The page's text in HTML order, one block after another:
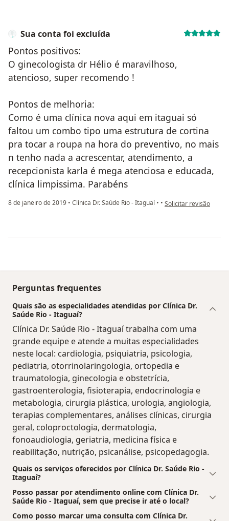
Sua conta foi excluída
Pontos positivos:
O ginecologista dr Hélio é maravilhoso,
atencioso, super recomendo !
Pontos de melhoria:
Como é uma clínica nova aqui em itaguai só
faltou um combo tipo uma estrutura de cortina
pra tocar a roupa na hora do preventivo, no mais
n tenho nada a acrescentar, atendimento, a
recepcionista karla é mega atenciosa e educada,
clínica limpissima. Parabéns
8 de janeiro de 2019 • Clínica Dr. Saúde Rio - Itaguaí • • na opinião do
Solicitar revisão
Perguntas frequentes
Quais são as especialidades atendidas por Clínica Dr.
Saúde Rio - Itaguaí?
Clínica Dr. Saúde Rio - Itaguaí trabalha com uma
grande equipe e atende a muitas especialidades
neste local: cardiologia, psiquiatria, psicologia,
pediatria, otorrinolaringologia, ortopedia e
traumatologia, ginecologia e obstetrícia,
gastroenterologia, fisioterapia, endocrinologia e
metabologia, cirurgia plástica, urologia, angiologia,
terapias complementares, análises clínicas, cirurgia
geral, coloproctologia, dermatologia,
fonoaudiologia, geriatria, medicina física e
reabilitação, nutrição, psicanálise, psicopedagogia.
Quais os serviços oferecidos por Clínica Dr. Saúde Rio -
Itaguaí?
Posso passar por atendimento online com Clínica Dr.
Saúde Rio - Itaguaí, sem que precise ir até o local?
Como posso marcar uma consulta com Clínica Dr.